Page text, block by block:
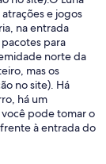
e jogos
na entrada
para
norte da
mas os
no site). Há
há um
pode tomar o
à entrada do